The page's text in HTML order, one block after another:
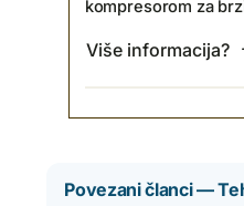
kompresorom za
Više informacija?
Povezani članci —